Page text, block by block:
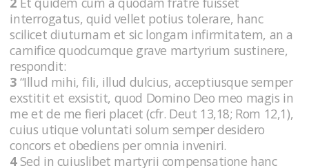
interrogatus, quid vellet potius tolerare, hanc
scilicet diuturnam et sic longam infirmitatem, an a
carnifice quodcumque grave martyrium sustinere,
respondit:
3 “Illud mihi, fili, illud dulcius, acceptiusque semper
exstitit et exsistit, quod Domino Deo meo magis in
me et de me fieri placet (cfr. Deut 13,18; Rom 12,1),
cuius utique voluntati solum semper desidero
concors et obediens per omnia inveniri.
4Sed in cuiuslibet martyrii compensatione hanc